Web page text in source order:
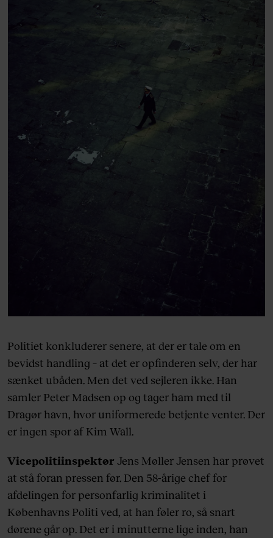
Politiet konkluderer senere, at der er tale om en
bevidst handling – at det er opfinderen selv, der har
sænket ubåden. Men det ved sejleren ikke. Han
samler Peter Madsen op og tager ham med til
Dragør havn, hvor uniformerede betjente venter. Der
er ingen spor af Kim Wall.
Vicepolitiinspektør Jens Møller Jensen har prøvet
at stå foran pressen før. Den 58-årige chef for
afdelingen for personfarlig kriminalitet i
Københavns Politi ved, at han føler ro, så snart
dørene går op. Det er i minutterne lige inden, han